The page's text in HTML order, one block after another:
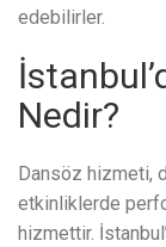
edebilirler.
Nedir?
Dansöz hizmeti,
etkinliklerde
hizmettir.